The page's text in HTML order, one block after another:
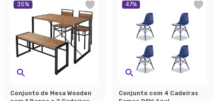
35%
Conjunto de Mesa Wooden
47%
Conjunto com 4 Cadeiras